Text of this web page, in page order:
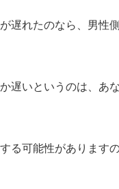
遅れたのなら、男性
遅いというのは、あ
る可能性があります